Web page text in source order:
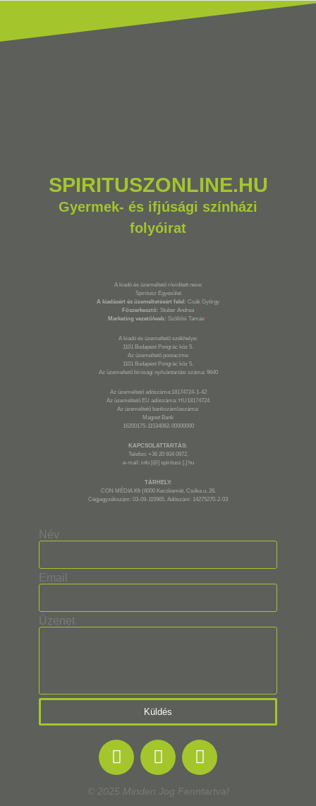
SPIRITUSZONLINE.HU
Gyermek- és ifjúsági színházi
folyóirat
A kiadó és üzemeltető rövidített neve:
Spiritusz Egyesület
A kiadásért és üzemeltetésért felel: Csák György
Főszerkesztő: Stuber Andrea
Marketing vezető/web: Szöllősi Tamás *
A kiadó és üzemeltető székhelye:
1101 Budapest Pongrác köz 5.
Az üzemeltető postacíme:
1101 Budapest Pongrác köz 5.
Az üzemeltető bírósági nyilvántartási száma: 9640
Az üzemeltető adószáma:18174724-1-42
Az üzemeltető EU adószáma: HU18174724
Az üzemeltető bankszámlaszáma:
Magnet Bank
16200175-11534062-00000000
KAPCSOLATTARTÁS:
Telefon: +36 20 934 0972,
e-mail: info [@] spiritusz [.] hu
TÁRHELY:
CON MÉDIA Kft (6000 Kecskemét, Csóka u. 26.
Cégjegyzékszám: 03-09-115965. Adószám: 14275270-2-03
Név
Email
Üzenet
Küldés
© 2025 Minden Jog Fenntartva!